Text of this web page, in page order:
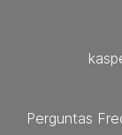
Perguntas